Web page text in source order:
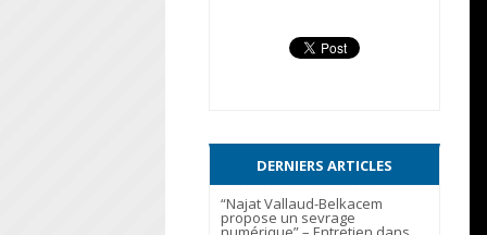
DERNIERS ARTICLES
“Najat Vallaud-Belkacem
propose un sevrage